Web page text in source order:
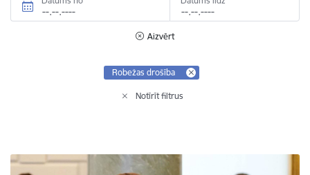
Aizvērt
Robežas drošība
Notīrīt filtrus